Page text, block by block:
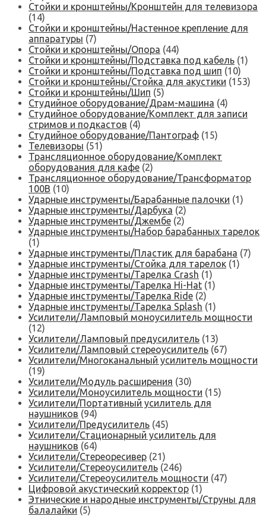
Стойки и кронштейны/Кронштейн для телевизора
(14)
Стойки и кронштейны/Настенное крепление для
аппаратуры (7)
Стойки и кронштейны/Опора (44)
Стойки и кронштейны/Подставка под кабель (1)
Стойки и кронштейны/Подставка под шип (10)
Стойки и кронштейны/Стойка для акустики (153)
Стойки и кронштейны/Шип (5)
Студийное оборудование/Драм-машина (4)
Студийное оборудование/Комплект для записи
стримов и подкастов (4)
Студийное оборудование/Пантограф (15)
Телевизоры (51)
Трансляционное оборудование/Комплект
оборудования для кафе (2)
Трансляционное оборудование/Трансформатор
100В (10)
Ударные инструменты/Барабанные палочки (1)
Ударные инструменты/Дарбука (2)
Ударные инструменты/Джембе (2)
Ударные инструменты/Набор барабанных тарелок
(1)
Ударные инструменты/Пластик для барабана (7)
Ударные инструменты/Стойка для тарелок (1)
Ударные инструменты/Тарелка Crash (1)
Ударные инструменты/Тарелка Hi-Hat (1)
Ударные инструменты/Тарелка Ride (2)
Ударные инструменты/Тарелка Splash (1)
Усилители/Ламповый моноусилитель мощности
(12)
Усилители/Ламповый предусилитель (13)
Усилители/Ламповый стереоусилитель (67)
Усилители/Многоканальный усилитель мощности
(19)
Усилители/Модуль расширения (30)
Усилители/Моноусилитель мощности (15)
Усилители/Портативный усилитель для
наушников (94)
Усилители/Предусилитель (45)
Усилители/Стационарный усилитель для
наушников (64)
Усилители/Стереоресивер (21)
Усилители/Стереоусилитель (246)
Усилители/Стереоусилитель мощности (47)
Цифровой акустический корректор (1)
Этнические и народные инструменты/Струны для
балалайки (5)